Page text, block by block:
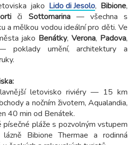
jako Lido di Jesolo, Bibione,
či Sottomarina— všechna s
a mělkou vodou ideální pro děti. Ve
jako Benátky,Verona, Padova,
poklady umění, architektury a
letovisko riviéry — 15 km
a nočním životem, Aqualandia,
40 min od Benátek.
písečné pláže s pozvolným vstupem
Bibione Thermae a rodinná